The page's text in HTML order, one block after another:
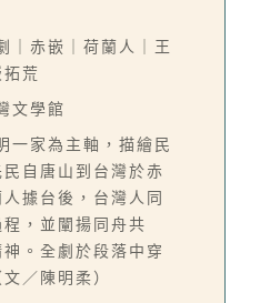
｜赤嵌｜荷蘭人｜王
荒
文學館
一家為主軸，描繪民
自唐山到台灣於赤
據台後，台灣人同
，並闡揚同舟共
。全劇於段落中穿
／陳明柔）